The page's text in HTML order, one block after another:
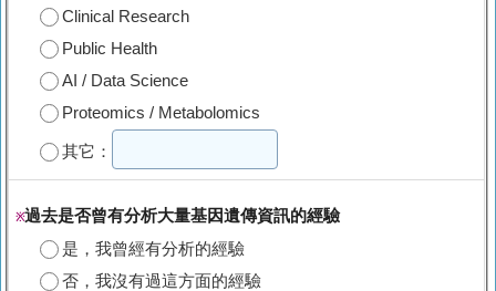
Clinical Research
Public Health
AI / Data Science
Proteomics / Metabolomics
其它：
※過去是否曾有分析大量基因遺傳資訊的經驗
是，我曾經有分析的經驗
否，我沒有過這方面的經驗